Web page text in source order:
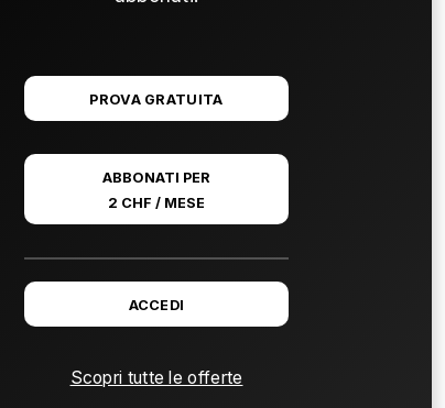
PROVA GRATUITA
ABBONATI PER
2 CHF / MESE
ACCEDI
Scopri tutte le offerte